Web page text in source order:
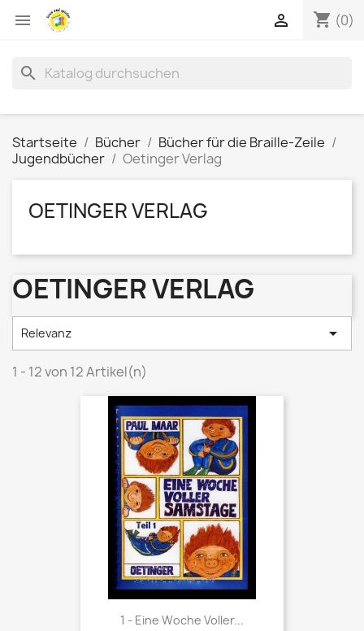
 shopping_cart (0)

search
Startseite Bücher
Bücher für die Braille-Zeile
Jugendbücher
Oetinger Verlag
OETINGER VERLAG
OETINGER VERLAG
Relevanz 
1 - 12 von 12 Artikel(n)
1 - Eine Woche Voller...